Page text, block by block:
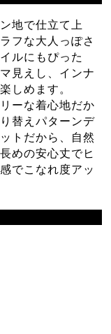
地で仕立て上
フな大人っぽさ
ルにもぴった
見えし、インナ
しめます。
ーな着心地だか
替えパターンデ
トだから、自然
めの安心丈でヒ
でこなれ度アッ